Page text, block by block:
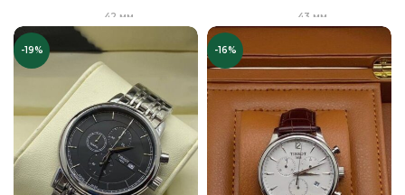
42 мм
ЗАСТЕЖКА Клипса
КОРПУС
Качественная
часовая сталь
МЕХАНИЗМ Кварц
43 мм
ЗАСТЕЖКА Клипса
КОРПУС
Качественная
часовая сталь
МЕХАНИЗМ Кварц
-19% -16%